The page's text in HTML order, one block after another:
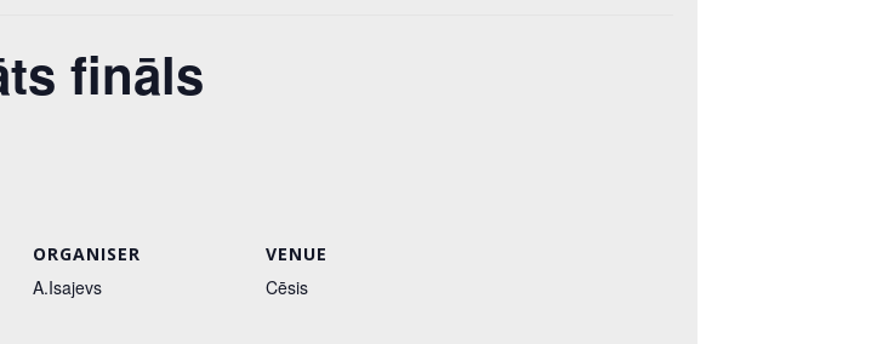
fināls
ORGANISER
A.Isajevs
VENUE
Cēsis